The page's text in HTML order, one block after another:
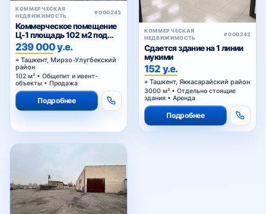
КОММЕРЧЕСКАЯ
НЕДВИЖИМОСТЬ
#000243
Коммерческое помещение
Ц-1 площадь 102 м2 под
любой вид коммерции 1
этаж
239 000 у.е.
Ташкент, Мирзо-Улугбекский
район
102 м² • Общепит и ивент-
объекты • Продажа
Подробнее
КОММЕРЧЕСКАЯ
НЕДВИЖИМОСТЬ
#000242
Сдается здание на 1 линии
мукими
152 у.е.
Ташкент, Яккасарайский район
3000 м² • Отдельно стоящие
здания • Аренда
Подробнее